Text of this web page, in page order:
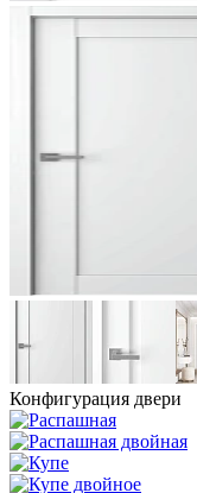
Конфигурация двери